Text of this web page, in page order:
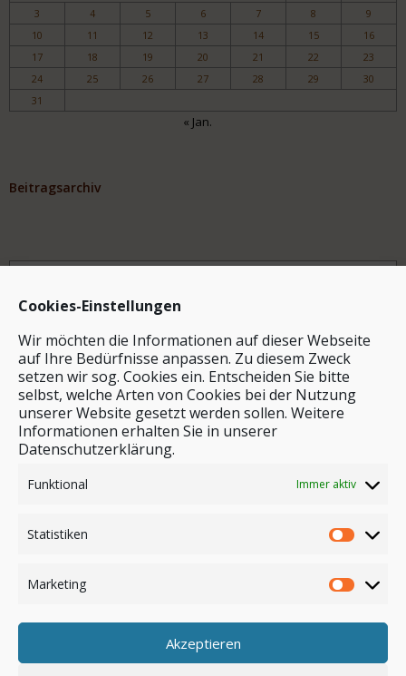
Cookies-Einstellungen
Wir möchten die Informationen auf dieser Webseite
auf Ihre Bedürfnisse anpassen. Zu diesem Zweck
setzen wir sog. Cookies ein. Entscheiden Sie bitte
selbst, welche Arten von Cookies bei der Nutzung
unserer Website gesetzt werden sollen. Weitere
Informationen erhalten Sie in unserer
Datenschutzerklärung.
Funktional Immer aktiv
Statistiken
Marketing
Akzeptieren
3
4 5 6 7 8
9
10
11 12 13 14 15
16
17
18 19 20 21 22
23
24
25 26 27 28 29
30
31
« Jan.
Beitragsarchiv
Archiv
Stichwortsuche
Anmelden